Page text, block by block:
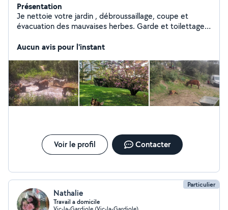
Présentation
Je nettoie votre jardin , débroussaillage, coupe et
évacuation des mauvaises herbes. Garde et toilettage
Aucun avis pour l'instant
Voir le profil Contacter
Particulier
Nathalie
Travail a domicile